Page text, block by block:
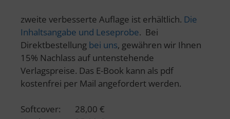
zweite verbesserte Auflage ist erhältlich. Die
Inhaltsangabe und Leseprobe. Bei
Direktbestellung bei uns, gewähren wir Ihnen
15% Nachlass auf untenstehende
Verlagspreise. Das E-Book kann als pdf
kostenfrei per Mail angefordert werden.
Softcover: 28,00 €